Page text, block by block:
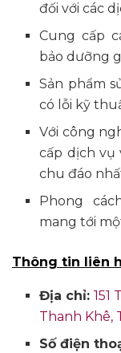
đối với các
Cung cấp
bảo dưỡng
Sản phẩm
có lỗi kỹ
Với công
cấp dịch vụ
chu đáo
Phong
mang tới
Thông tin liên
Địa chỉ:151
Thanh Khê,
Số điện